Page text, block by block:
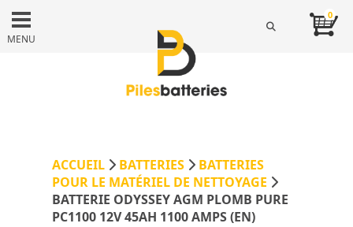
MENU
0
ACCUEIL BATTERIES
BATTERIES
POUR LE MATÉRIEL DE NETTOYAGE
BATTERIE ODYSSEY AGM PLOMB PURE
PC1100 12V 45AH 1100 AMPS (EN)